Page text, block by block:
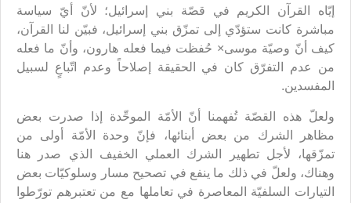
إيّاه القرآن الكريم في قصّة بني إسرائيل؛ لأنّ أيّ سياسة
مباشرة كانت ستؤدّي إلى تمزّق بني إسرائيل، فبيّن لنا القرآن،
كيف أنّ وصيّة موسى× حُفظت فيما فعله هارون، وأنّ ما فعله
من عدم التفرّق كان في الحقيقة إصلاحاً وعدم اتّباعٍ لسبيل
المفسدين.
ولعلّ هذه القصّة تُفهمنا أنّ الأمّة الموحِّدة إذا صدرت بعض
مظاهر الشرك من بعض أبنائها، فإنّ وحدة الأمّة أولى من
تمزّقها، لأجل تطهير الشرك العملي الخفيف الذي صدر هنا
وهناك، ولعلّ في ذلك ما ينفع في تصحيح مسار وسلوكيّات بعض
التيارات السلفيّة المعاصرة في تعاملها مع من تعتبرهم تورّطوا